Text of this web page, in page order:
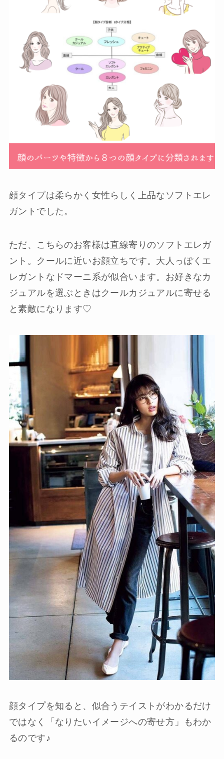
顔タイプは柔らかく女性らしく上品なソフトエレ
ガントでした。
ただ、こちらのお客様は直線寄りのソフトエレガ
ント。クールに近いお顔立ちです。大人っぽくエ
レガントなドマーニ系が似合います。お好きなカ
ジュアルを選ぶときはクールカジュアルに寄せる
と素敵になります♡
顔タイプを知ると、似合うテイストがわかるだけ
ではなく「なりたいイメージへの寄せ方」もわか
るのです♪